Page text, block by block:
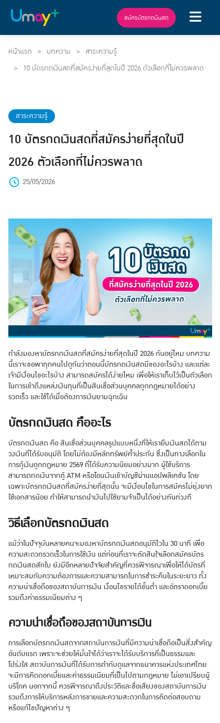
สมัครบัตรกดเงินสด
หน้าแรก บทความ
สาระความรู้
10 บัตรกดเงินสดที่สมัครง่ายที่สุดในปี 2026 ตัวเลือกที่ไม่ควรพลาด
สาระความรู้
10 บัตรกดเงินสดที่สมัครง่ายที่สุดในปี
2026 ตัวเลือกที่ไม่ควรพลาด
25/05/2026
กำลังมองหาบัตรกดเงินสดที่สมัครง่ายที่สุดในปี 2026 กันอยู่ไหม บทความ
นี้เราจะขอพาทุกคนไปดูกันว่าตอนนี้บัตรกดเงินสดมีของอะไรบ้าง และแต่ละ
เจ้ามีเงื่อนไขอะไรบ้าง สามารถสมัครได้ง่ายไหม เพื่อให้เราเก็บไว้เป็นตัวเลือก
ในการเข้าถึงแหล่งเงินทุนที่เป็นสินเชื่อส่วนบุคคลถูกกฎหมายได้อย่าง
รวดเร็ว และใช้ได้เมื่อต้องการเงินยามฉุกเฉิน
บัตรกดเงินสด คืออะไร
บัตรกดเงินสด คือ สินเชื่อส่วนบุคคลรูปแบบหนึ่งที่ให้เรายืมเงินสดได้ตาม
วงเงินที่ได้รับอนุมัติ โดยไม่ต้องมีหลักทรัพย์ค้ำประกัน ซึ่งเป็นทางเลือกใน
การกู้เงินถูกกฎหมาย 2569 ที่ได้รับความนิยมอย่างมาก ผู้ใช้บริการ
สามารถกดเงินจากตู้ ATM หรือโอนเงินเข้าบัญชีผ่านแอปพลิเคชัน โดย
เฉพาะบัตรกดเงินสดที่สมัครง่ายที่สุดนั้น จะมีเงื่อนไขในการสมัครไม่ยุ่งยาก
ใช้เอกสารน้อย ทำให้สามารถนำเงินไปใช้ยามจำเป็นได้อย่างทันท่วงที
วิธีเลือกบัตรกดเงินสด
แม้ว่าในปัจจุบันหลายคนจะมองหาบัตรกดเงินสดอนุมัติไวใน 30 นาที เพื่อ
ความสะดวกรวดเร็วในการใช้เงิน แต่ก่อนที่เราจะตัดสินใจเลือกสมัครบัตร
กดเงินสดสักใบ ยังมีอีกหลายปัจจัยสำคัญที่ควรพิจารณาเพื่อให้ได้บัตรที่
เหมาะสมกับความต้องการและความสามารถในการชำระคืนในระยะยาว ทั้ง
ความน่าเชื่อถือของสถาบันการเงิน เงื่อนไขรายได้ขั้นต่ำ และอัตราดอกเบี้ย
รวมถึงค่าธรรมเนียมต่าง ๆ
ความน่าเชื่อถือของสถาบันการเงิน
การเลือกบัตรกดเงินสดจากสถาบันการเงินที่มีความน่าเชื่อถือเป็นสิ่งสำคัญ
อันดับแรก เพราะจะช่วยให้มั่นใจได้ว่าเราจะได้รับบริการที่เป็นธรรมและ
โปร่งใส สถาบันการเงินที่ได้รับการกำกับดูแลจากธนาคารแห่งประเทศไทย
จะมีการคิดดอกเบี้ยและค่าธรรมเนียมที่เป็นไปตามกฎหมาย ไม่เอาเปรียบผู้
บริโภค นอกจากนี้ ควรพิจารณาถึงประวัติและชื่อเสียงของสถาบันการเงิน
รวมถึงการให้บริการหลังการขายและความสะดวกในการติดต่อสอบถาม
หรือแก้ไขปัญหาต่าง ๆ